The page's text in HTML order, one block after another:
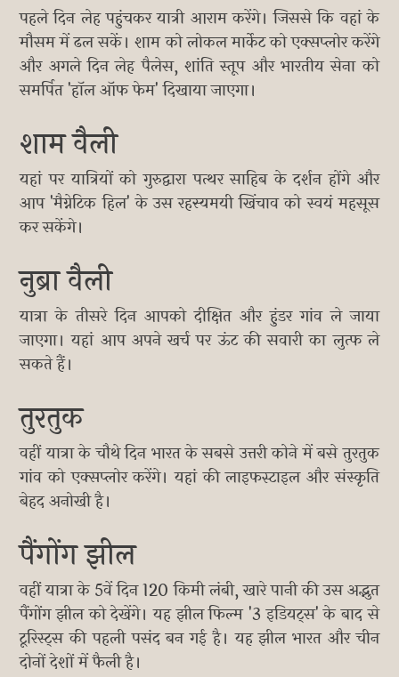
पहले दिन लेह पहुंचकर यात्री आराम करेंगे। जिससे कि वहां के
मौसम में ढल सकें। शाम को लोकल मार्केट को एक्सप्लोर करेंगे
और अगले दिन लेह पैलेस, शांति स्तूप और भारतीय सेना को
समर्पित 'हॉल ऑफ फेम' दिखाया जाएगा।
शाम वैली
यहां पर यात्रियों को गुरुद्वारा पत्थर साहिब के दर्शन होंगे और
आप 'मैग्नेटिक हिल' के उस रहस्यमयी खिंचाव को स्वयं महसूस
कर सकेंगे।
नुब्रा वैली
यात्रा के तीसरे दिन आपको दीक्षित और हुंडर गांव ले जाया
जाएगा। यहां आप अपने खर्च पर ऊंट की सवारी का लुत्फ ले
सकते हैं।
तुरतुक
वहीं यात्रा के चौथे दिन भारत के सबसे उत्तरी कोने में बसे तुरतुक
गांव को एक्सप्लोर करेंगे। यहां की लाइफस्टाइल और संस्कृति
बेहद अनोखी है।
पैंगोंग झील
वहीं यात्रा के 5वें दिन 120 किमी लंबी, खारे पानी की उस अद्भुत
पैंगोंग झील को देखेंगे। यह झील फिल्म '3 इडियट्स' के बाद से
टूरिस्ट्स की पहली पसंद बन गई है। यह झील भारत और चीन
दोनों देशों में फैली है।